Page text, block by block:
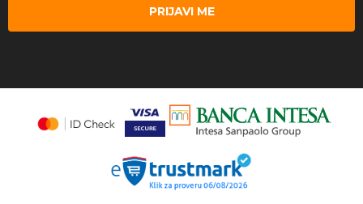
PRIJAVI ME